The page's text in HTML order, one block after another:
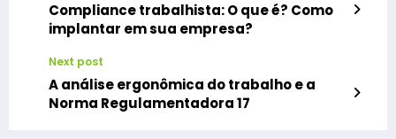
Compliance trabalhista: O que é? Como
implantar em sua empresa?
Next post
A análise ergonômica do trabalho e a
Norma Regulamentadora 17